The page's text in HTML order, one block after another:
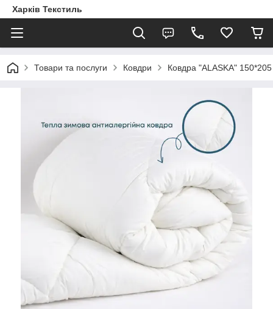
Харків Текстиль
Товари та послуги Ковдри Ковдра "ALASKA"